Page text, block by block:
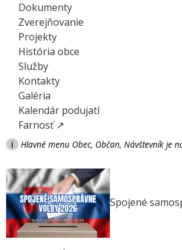
Dokumenty
Zverejňovanie
Projekty
História obce
Služby
Kontakty
Galéria
Kalendár podujatí
Farnosť ↗
i Hlavné menu Obec, Občan, Návštevník je
Spojené